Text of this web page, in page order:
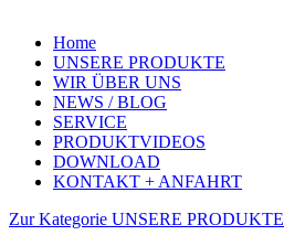
Home
UNSERE PRODUKTE
WIR ÜBER UNS
NEWS / BLOG
SERVICE
PRODUKTVIDEOS
DOWNLOAD
KONTAKT + ANFAHRT
Zur Kategorie UNSERE PRODUKTE